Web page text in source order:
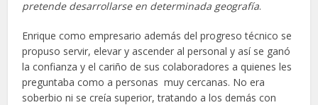
pretende desarrollarse en determinada geografía.
Enrique como empresario además del progreso técnico se
propuso servir, elevar y ascender al personal y así se ganó
la confianza y el cariño de sus colaboradores a quienes les
preguntaba como a personas muy cercanas. No era
soberbio ni se creía superior, tratando a los demás con